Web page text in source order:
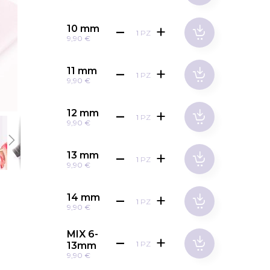
10 mm
9,90 €
PZ
11 mm
9,90 €
PZ
12 mm
9,90 €
PZ
13 mm
9,90 €
PZ
14 mm
9,90 €
PZ
MIX 6-
13mm
9,90 €
PZ